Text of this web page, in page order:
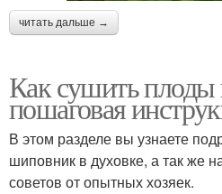
читать дальше →
Как сушить
пошаговая
В этом разделе вы узнаете
шиповник в духовке, а так же
советов от опытных хозяек.